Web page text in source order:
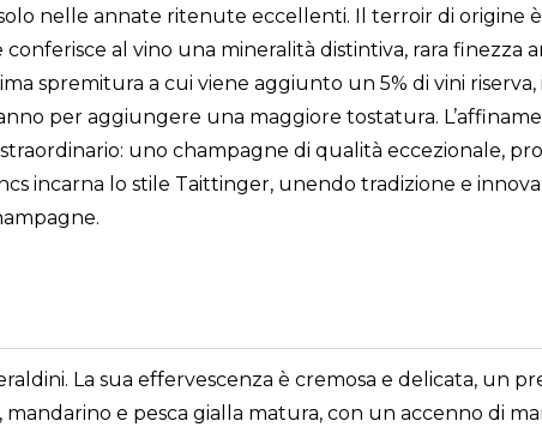
nelle annate ritenute eccellenti. Il terroir di origine
al vino una mineralità distintiva, rara finezza
spremitura a cui viene aggiunto un 5% di vini
per aggiungere una maggiore tostatura.
uno champagne di qualità eccezionale,
incarna lo stile Taittinger, unendo tradizione e
La sua effervescenza è cremosa e delicata, un
e pesca gialla matura, con un accenno di